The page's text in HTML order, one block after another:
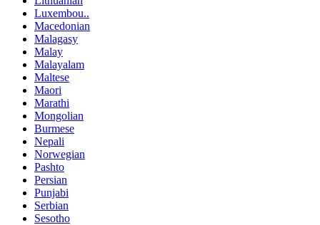
Luxembou..
Macedonian
Malagasy
Malay
Malayalam
Maltese
Maori
Marathi
Mongolian
Burmese
Nepali
Norwegian
Pashto
Persian
Punjabi
Serbian
Sesotho